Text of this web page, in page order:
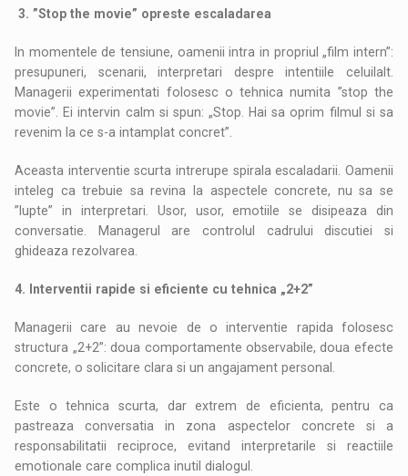
3. ”Stop the movie” opreste escaladarea
In momentele de tensiune, oamenii intra in propriul „film intern”:
presupuneri, scenarii, interpretari despre intentiile celuilalt.
Managerii experimentati folosesc o tehnica numita ”stop the
movie”. Ei intervin calm si spun: „Stop. Hai sa oprim filmul si sa
revenim la ce s-a intamplat concret”.
Aceasta interventie scurta intrerupe spirala escaladarii. Oamenii
inteleg ca trebuie sa revina la aspectele concrete, nu sa se
”lupte” in interpretari. Usor, usor, emotiile se disipeaza din
conversatie. Managerul are controlul cadrului discutiei si
ghideaza rezolvarea.
4. Interventii rapide si eficiente cu tehnica „2+2”
Managerii care au nevoie de o interventie rapida folosesc
structura „2+2”: doua comportamente observabile, doua efecte
concrete, o solicitare clara si un angajament personal.
Este o tehnica scurta, dar extrem de eficienta, pentru ca
pastreaza conversatia in zona aspectelor concrete si a
responsabilitatii reciproce, evitand interpretarile si reactiile
emotionale care complica inutil dialogul.